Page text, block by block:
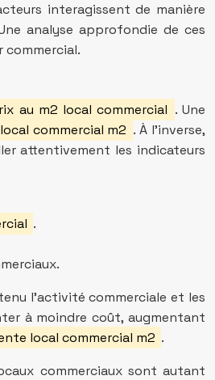
interagissent de manière
analyse approfondie de ces
au m2 local commercial . Une
commercial m2 . À l’inverse,
attentivement les indicateurs
.
l’activité commerciale et les
à moindre coût, augmentant
local commercial m2 .
commerciaux sont autant